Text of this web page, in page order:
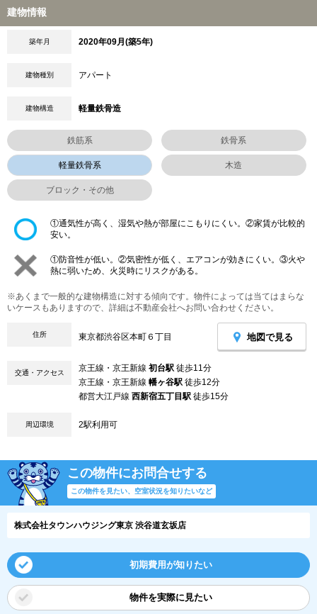
建物情報
築年月 2020年09月(築5年)
建物種別 アパート
建物構造 軽量鉄骨造
鉄筋系 鉄骨系
軽量鉄骨系 木造
ブロック・その他
①通気性が高く、湿気や熱が部屋にこもりにくい。②家賃が比較的
安い。
①防音性が低い。②気密性が低く、エアコンが効きにくい。③火や
熱に弱いため、火災時にリスクがある。
※あくまで一般的な建物構造に対する傾向です。物件によっては当てはまらな
いケースもありますので、詳細は不動産会社へお問い合わせください。
住所 東京都渋谷区本町６丁目 地図で見る
交通・アクセス 京王線・京王新線 初台駅 徒歩11分
京王線・京王新線 幡ヶ谷駅 徒歩12分
都営大江戸線 西新宿五丁目駅 徒歩15分
周辺環境 2駅利用可
この物件にお問合せする
この物件を見たい、空室状況を知りたいなど
株式会社タウンハウジング東京 渋谷道玄坂店
初期費用が知りたい
物件を実際に見たい